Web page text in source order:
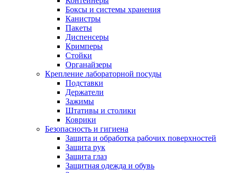
Боксы и системы хранения
Канистры
Пакеты
Диспенсеры
Кримперы
Стойки
Органайзеры
Крепление лабораторной посуды
Подставки
Держатели
Зажимы
Штативы и столики
Коврики
Безопасность и гигиена
Защита и обработка рабочих поверхностей
Защита рук
Защита глаз
Защитная одежда и обувь